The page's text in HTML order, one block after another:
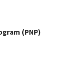
(PNP)